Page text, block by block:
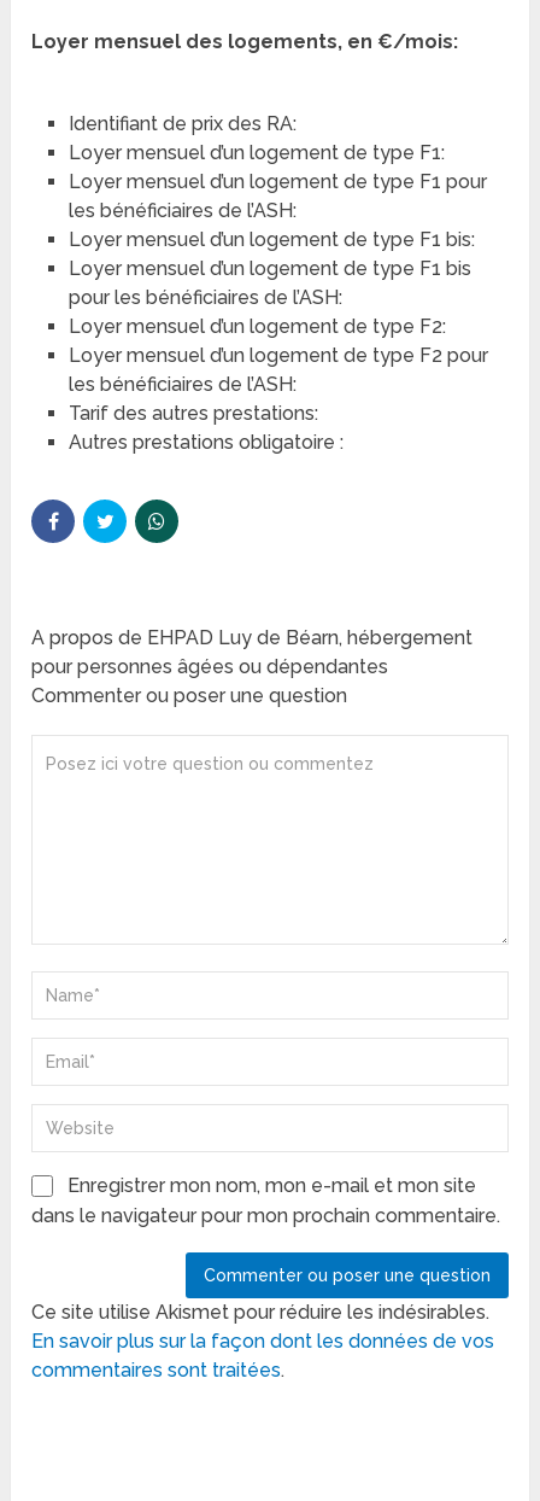
Loyer mensuel des logements, en €/mois:
Identifiant de prix des RA:
Loyer mensuel d’un logement de type F1:
Loyer mensuel d’un logement de type F1 pour
les bénéficiaires de l’ASH:
Loyer mensuel d’un logement de type F1 bis:
Loyer mensuel d’un logement de type F1 bis
pour les bénéficiaires de l’ASH:
Loyer mensuel d’un logement de type F2:
Loyer mensuel d’un logement de type F2 pour
les bénéficiaires de l’ASH:
Tarif des autres prestations:
Autres prestations obligatoire :
A propos de EHPAD Luy de Béarn, hébergement
pour personnes âgées ou dépendantes
Commenter ou poser une question
Enregistrer mon nom, mon e-mail et mon site
dans le navigateur pour mon prochain commentaire.
Ce site utilise Akismet pour réduire les indésirables.
En savoir plus sur la façon dont les données de vos
commentaires sont traitées.